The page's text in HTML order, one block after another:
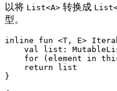
以将 List<A> 转换成
型。
inline fun <T, E>
val list:
for (element in
    return list
}